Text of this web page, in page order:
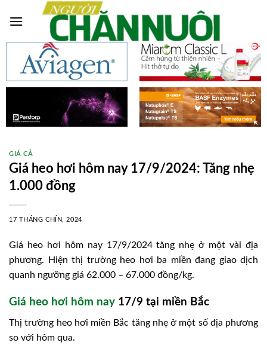
GIÁ CẢ
Giá heo hơi hôm nay 17/9/2024: Tăng nhẹ
1.000 đồng
17 THÁNG CHÍN, 2024
Giá heo hơi hôm nay 17/9/2024 tăng nhẹ ở một vài địa
phương. Hiện thị trường heo hơi ba miền đang giao dịch
quanh ngưỡng giá 62.000 – 67.000 đồng/kg.
Giá heo hơi hôm nay 17/9 tại miền Bắc
Thị trường heo hơi miền Bắc tăng nhẹ ở một số địa phương
so với hôm qua.